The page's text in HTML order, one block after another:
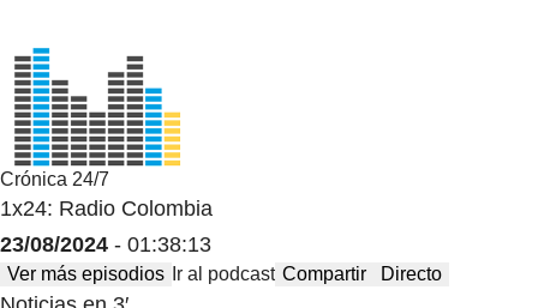
Crónica 24/7
1x24: Radio Colombia
23/08/2024 - 01:38:13
Ver más episodios Ir al podcast Compartir Directo